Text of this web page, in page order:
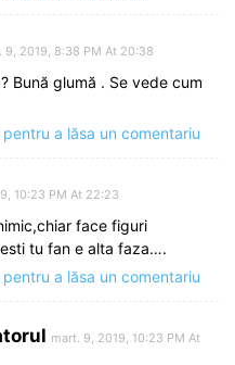
9, 2019, 8:38 PM At 20:38
Bună glumă . Se vede cum
a lăsa un comentariu
10:23 PM At 22:23
face figuri
tu fan e alta faza….
a lăsa un comentariu
mart. 9, 2019, 10:23 PM At